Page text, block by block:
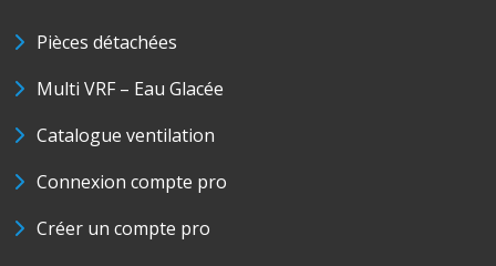
Pièces détachées
Multi VRF – Eau Glacée
Catalogue ventilation
Connexion compte pro
Créer un compte pro